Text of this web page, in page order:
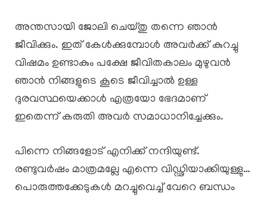
അന്തസായി ജോലി ചെയ്തു തന്നെ ഞാൻ
ജീവിക്കും. ഇത് കേൾക്കുമ്പോൾ അവർക്ക് കുറച്ചു
വിഷമം ഉണ്ടാകും പക്ഷേ ജീവിതകാലം മുഴുവൻ
ഞാൻ നിങ്ങളുടെ കൂടെ ജീവിച്ചാൽ ഉള്ള
ദുരവസ്ഥയെക്കാൾ എത്രയോ ഭേദമാണ്
ഇതെന്ന് കരുതി അവർ സമാധാനിച്ചേക്കും.
പിന്നെ നിങ്ങളോട് എനിക്ക് നന്ദിയുണ്ട്.
രണ്ടുവർഷം മാത്രമല്ലേ എന്നെ വിഡ്ഢിയാക്കിയുള്ളു…
പൊരുത്തക്കേടുകൾ മറച്ചുവെച്ച് വേറെ ബന്ധം